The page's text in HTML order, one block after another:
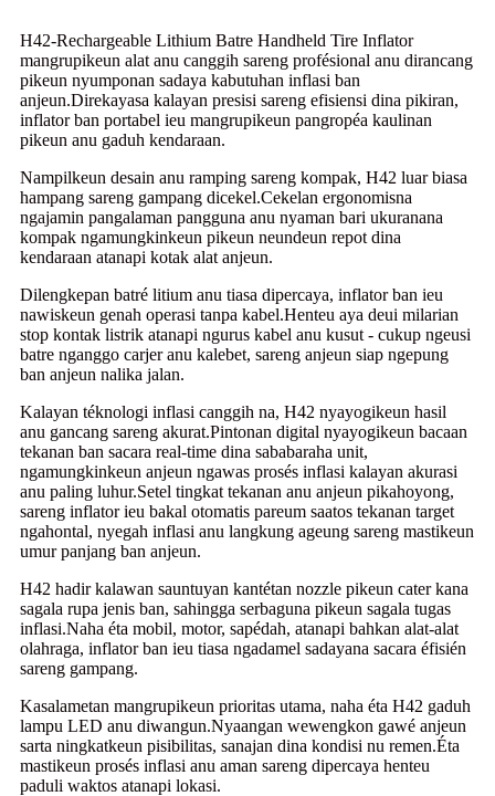
H42-Rechargeable Lithium Batre Handheld Tire Inflator
mangrupikeun alat anu canggih sareng profésional anu dirancang
pikeun nyumponan sadaya kabutuhan inflasi ban
anjeun.Direkayasa kalayan presisi sareng efisiensi dina pikiran,
inflator ban portabel ieu mangrupikeun pangropéa kaulinan
pikeun anu gaduh kendaraan.
Nampilkeun desain anu ramping sareng kompak, H42 luar biasa
hampang sareng gampang dicekel.Cekelan ergonomisna
ngajamin pangalaman pangguna anu nyaman bari ukuranana
kompak ngamungkinkeun pikeun neundeun repot dina
kendaraan atanapi kotak alat anjeun.
Dilengkepan batré litium anu tiasa dipercaya, inflator ban ieu
nawiskeun genah operasi tanpa kabel.Henteu aya deui milarian
stop kontak listrik atanapi ngurus kabel anu kusut - cukup ngeusi
batre nganggo carjer anu kalebet, sareng anjeun siap ngepung
ban anjeun nalika jalan.
Kalayan téknologi inflasi canggih na, H42 nyayogikeun hasil
anu gancang sareng akurat.Pintonan digital nyayogikeun bacaan
tekanan ban sacara real-time dina sababaraha unit,
ngamungkinkeun anjeun ngawas prosés inflasi kalayan akurasi
anu paling luhur.Setel tingkat tekanan anu anjeun pikahoyong,
sareng inflator ieu bakal otomatis pareum saatos tekanan target
ngahontal, nyegah inflasi anu langkung ageung sareng mastikeun
umur panjang ban anjeun.
H42 hadir kalawan sauntuyan kantétan nozzle pikeun cater kana
sagala rupa jenis ban, sahingga serbaguna pikeun sagala tugas
inflasi.Naha éta mobil, motor, sapédah, atanapi bahkan alat-alat
olahraga, inflator ban ieu tiasa ngadamel sadayana sacara éfisién
sareng gampang.
Kasalametan mangrupikeun prioritas utama, naha éta H42 gaduh
lampu LED anu diwangun.Nyaangan wewengkon gawé anjeun
sarta ningkatkeun pisibilitas, sanajan dina kondisi nu remen.Éta
mastikeun prosés inflasi anu aman sareng dipercaya henteu
paduli waktos atanapi lokasi.